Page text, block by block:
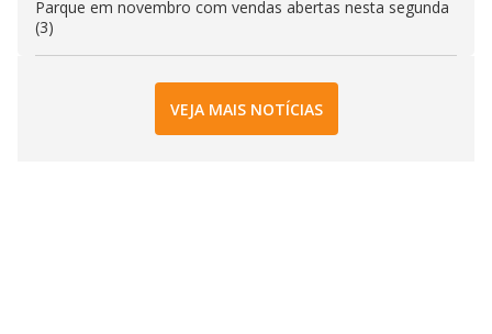
Parque em novembro com vendas abertas nesta segunda
(3)
VEJA MAIS NOTÍCIAS